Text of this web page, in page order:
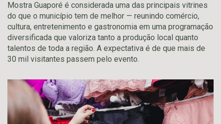
Mostra Guaporé é considerada uma das principais vitrines
do que o município tem de melhor — reunindo comércio,
cultura, entretenimento e gastronomia em uma programação
diversificada que valoriza tanto a produção local quanto
talentos de toda a região. A expectativa é de que mais de
30 mil visitantes passem pelo evento.